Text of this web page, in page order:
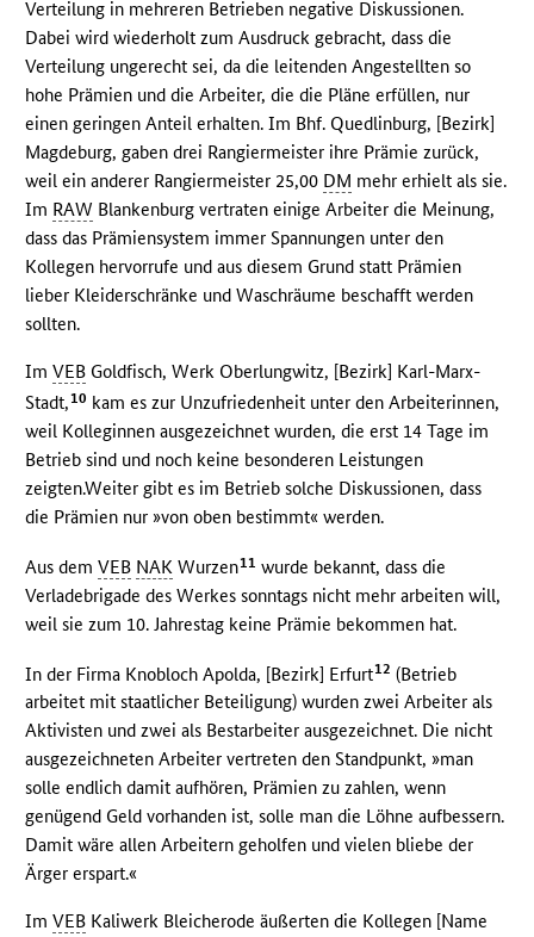
Verteilung in mehreren Betrieben negative Diskussionen.
Dabei wird wiederholt zum Ausdruck gebracht, dass die
Verteilung ungerecht sei, da die leitenden Angestellten so
hohe Prämien und die Arbeiter, die die Pläne erfüllen, nur
einen geringen Anteil erhalten. Im Bhf. Quedlinburg, [Bezirk]
Magdeburg, gaben drei Rangiermeister ihre Prämie zurück,
weil ein anderer Rangiermeister 25,00 DM mehr erhielt als sie.
Im RAW Blankenburg vertraten einige Arbeiter die Meinung,
dass das Prämiensystem immer Spannungen unter den
Kollegen hervorrufe und aus diesem Grund statt Prämien
lieber Kleiderschränke und Waschräume beschafft werden
sollten.
ImVEB Goldfisch, Werk Oberlungwitz, [Bezirk] Karl-Marx-
Stadt,10 kam es zur Unzufriedenheit unter den Arbeiterinnen,
weil Kolleginnen ausgezeichnet wurden, die erst 14 Tage im
Betrieb sind und noch keine besonderen Leistungen
zeigten.Weiter gibt es im Betrieb solche Diskussionen, dass
die Prämien nur »von oben bestimmt« werden.
Aus demVEB NAK Wurzen11 wurde bekannt, dass die
Verladebrigade des Werkes sonntags nicht mehr arbeiten will,
weil sie zum 10. Jahrestag keine Prämie bekommen hat.
In der Firma Knobloch Apolda, [Bezirk] Erfurt12 (Betrieb
arbeitet mit staatlicher Beteiligung) wurden zwei Arbeiter als
Aktivisten und zwei als Bestarbeiter ausgezeichnet. Die nicht
ausgezeichneten Arbeiter vertreten den Standpunkt, »man
solle endlich damit aufhören, Prämien zu zahlen, wenn
genügend Geld vorhanden ist, solle man die Löhne aufbessern.
Damit wäre allen Arbeitern geholfen und vielen bliebe der
Ärger erspart.«
ImVEB Kaliwerk Bleicherode äußerten die Kollegen [Name